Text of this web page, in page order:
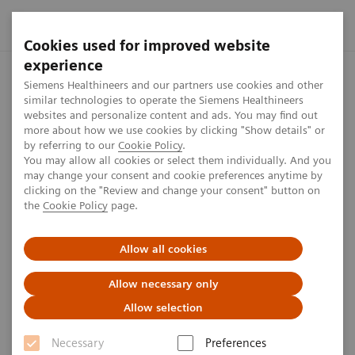
Cookies used for improved website
experience
Siemens Healthineers and our partners use cookies and other
similar technologies to operate the Siemens Healthineers
websites and personalize content and ads. You may find out
more about how we use cookies by clicking "Show details" or
by referring to our Cookie Policy.
You may allow all cookies or select them individually. And you
may change your consent and cookie preferences anytime by
clicking on the "Review and change your consent" button on
the Cookie Policy page.
Allow all cookies
Allow necessary only
Allow selection
Necessary
Preferences
Startseite Perspektiven Hochwertige Versorgung für
Hochwertige Versorgung für
Patienten in Südostasien
einzigartige Zusammenarbeit in den Bereichen Krebs,
Neurowissenschaften und Herz-Kreislauf-
Erkrankungen vereinbart.
min